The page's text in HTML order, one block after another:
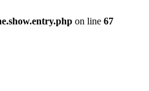
on line 67